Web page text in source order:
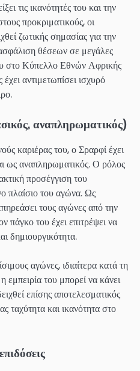
τις ικανότητές του και την
προκριματικούς, οι
ζωτικής σημασίας για την
θέσεων σε μεγάλες
στο Κύπελλο Εθνών Αφρικής
αντιμετωπίσει ισχυρό
αναπληρωματικός)
καριέρας του, ο Σραρφί έχει
ως αναπληρωματικός. Ο ρόλος
προσέγγιση του
πλαίσιο του αγώνα. Ως
τους αγώνες από την
πάγκο του έχει επιτρέψει να
δημιουργικότητα.
αγώνες, ιδιαίτερα κατά τη
του μπορεί να κάνει
επίσης αποτελεσματικός
ταχύτητα και ικανότητα στο